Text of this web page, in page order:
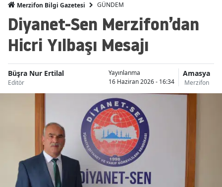
Merzifon Bilgi Gazetesi GÜNDEM
Diyanet-Sen Merzifon’dan
Hicri Yılbaşı Mesajı
Büşra Nur Ertilal
Editör
Yayınlanma
16 Haziran 2026 - 16:34
Amasya
Merzifon